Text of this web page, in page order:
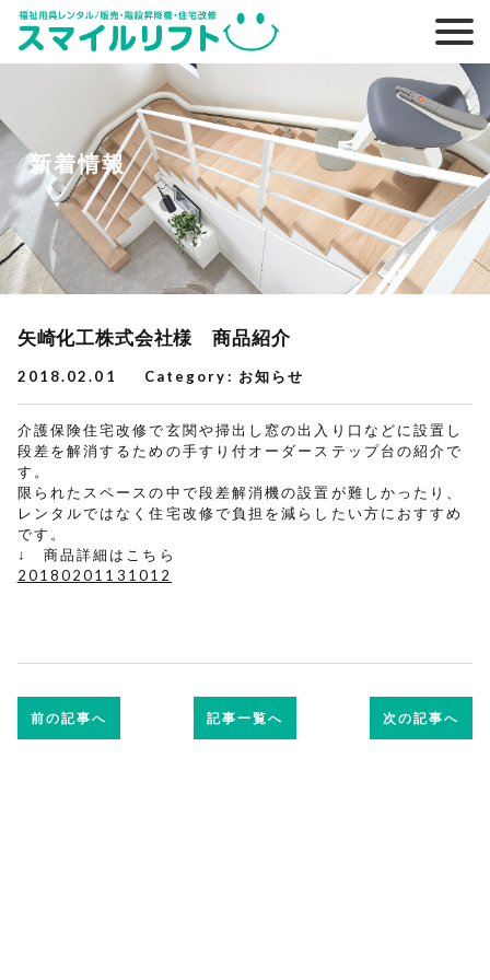
新着情報
矢崎化工株式会社様 商品紹介
2018.02.01 Category: お知らせ
介護保険住宅改修で玄関や掃出し窓の出入り口などに設置し
段差を解消するための手すり付オーダーステップ台の紹介で
す。
限られたスペースの中で段差解消機の設置が難しかったり、
レンタルではなく住宅改修で負担を減らしたい方におすすめ
です。
↓ 商品詳細はこちら
20180201131012
前の記事へ 記事一覧へ 次の記事へ